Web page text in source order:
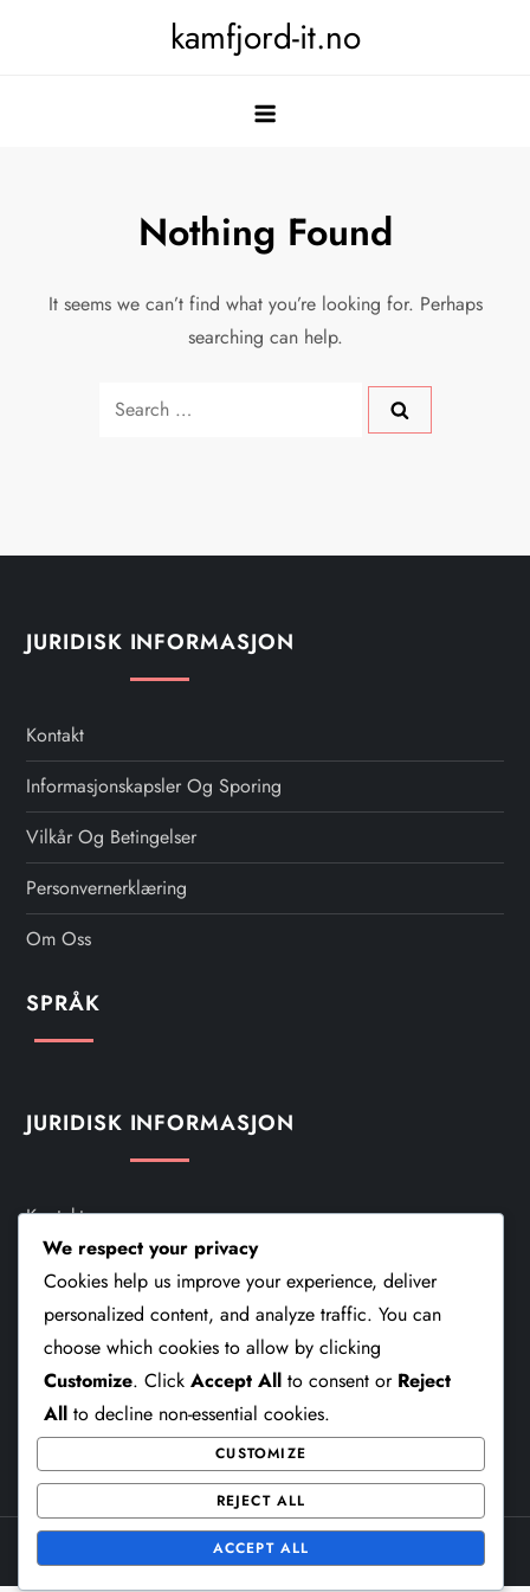
kamfjord-it.no
Nothing Found
It seems we can’t find what you’re looking for. Perhaps
searching can help.
Search
JURIDISK INFORMASJON
Kontakt
Informasjonskapsler Og Sporing
Vilkår Og Betingelser
Personvernerklæring
Om Oss
SPRÅK
JURIDISK INFORMASJON
Kontakt
Informasjonskapsler Og Sporing
Vilkår Og Betingelser
Personvernerklæring
Om Oss
Theme Cube Speed byKantipur Themes
We respect your privacy
Cookies help us improve your experience, deliver
personalized content, and analyze traffic. You can
choose which cookies to allow by clicking
Customize. Click Accept All to consent or Reject
All to decline non-essential cookies.
CUSTOMIZE
REJECT ALL
ACCEPT ALL